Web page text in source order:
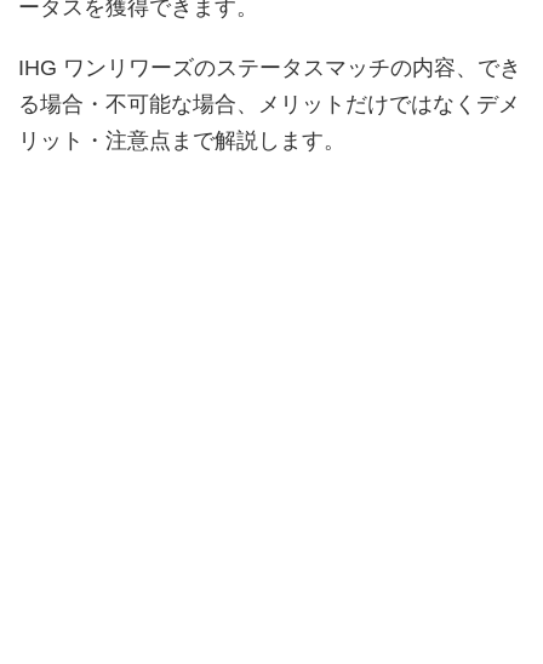
ータスを獲得できます。
IHG ワンリワーズのステータスマッチの内容、でき
る場合・不可能な場合、メリットだけではなくデメ
リット・注意点まで解説します。